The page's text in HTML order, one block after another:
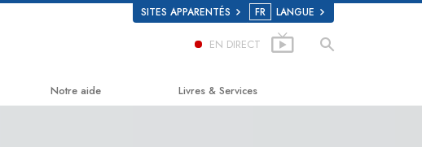
SITES APPARENTÉS FR LANGUE
EN DIRECT
Notre aide Livres & Services